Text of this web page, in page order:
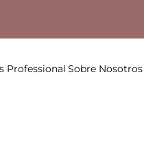
Professional Sobre Nosotros